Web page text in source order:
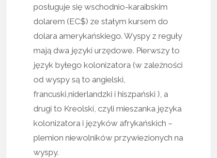
posługuje się wschodnio-karaibskim
dolarem (EC$) ze stałym kursem do
dolara amerykańskiego. Wyspy z reguły
mają dwa języki urzędowe. Pierwszy to
język byłego kolonizatora (w zależności
od wyspy są to angielski,
francuski,niderlandzki i hiszpański ), a
drugi to Kreolski, czyli mieszanka języka
kolonizatora i języków afrykańskich –
plemion niewolników przywiezionych na
wyspy.